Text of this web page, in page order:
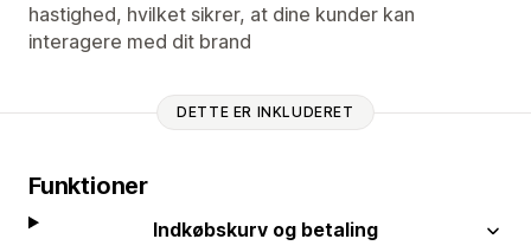
hastighed, hvilket sikrer, at dine kunder kan
interagere med dit brand
DETTE ER INKLUDERET
Funktioner
Indkøbskurv og betaling